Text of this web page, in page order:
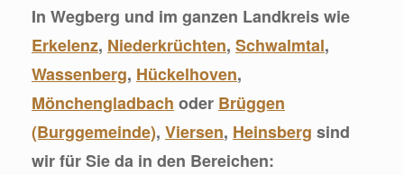
In Wegberg und im ganzen Landkreis wie
Erkelenz, Niederkrüchten, Schwalmtal,
Wassenberg, Hückelhoven,
Mönchengladbach oder Brüggen
(Burggemeinde), Viersen, Heinsberg sind
wir für Sie da in den Bereichen: